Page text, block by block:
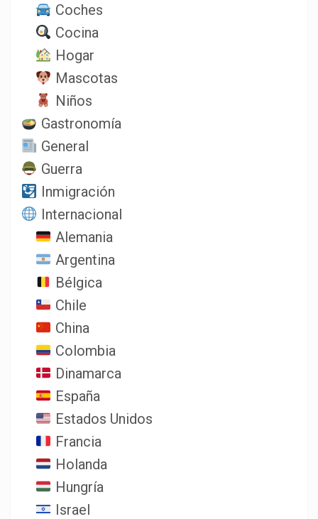
Coches
Cocina
Hogar
Mascotas
Niños
Gastronomía
General
Guerra
Inmigración
Internacional
Alemania
Argentina
Bélgica
Chile
China
Colombia
Dinamarca
España
Estados Unidos
Francia
Holanda
Hungría
Israel